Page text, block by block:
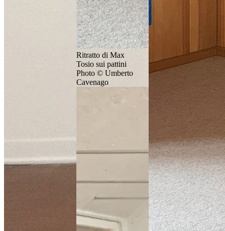
Ritratto di Max
Tosio sui pattini
Photo © Umberto
Cavenago